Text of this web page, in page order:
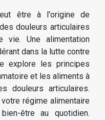
être à l'origine de
douleurs articulaires
Une alimentation
dans la lutte contre
explore les principes
et les aliments à
douleurs articulaires.
régime alimentaire
être au quotidien.